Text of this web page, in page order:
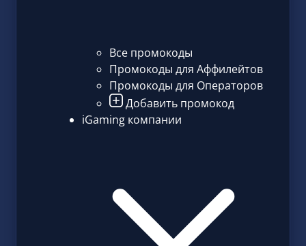
Все промокоды
Промокоды для Аффилейтов
Промокоды для Операторов
Добавить промокод
iGaming компании